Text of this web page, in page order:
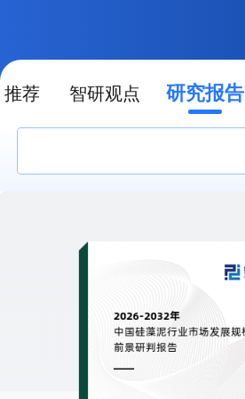
推荐 智研观点 研究报告